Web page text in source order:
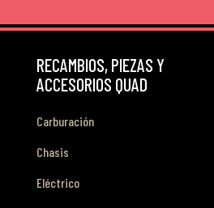
RECAMBIOS, PIEZAS Y
ACCESORIOS QUAD
Carburación
Chasis
Eléctrico